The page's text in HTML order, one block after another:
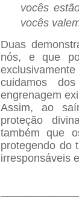
vocês
vocês
Duas
nós, e que
cuidamos
engrenagem
Assim, ao
proteção
também que
protegendo do
irresponsáveis